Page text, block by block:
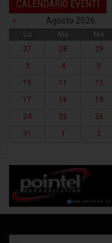
CALENDARIO EVENTI
« Agosto 2026
Lu Ma Me
27
28 29
3
4 5
10
11 12
17
18 19
24
25 26
31
1 2